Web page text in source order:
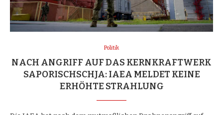
Politik
NACH ANGRIFF AUF DAS KERNKRAFTWERK
SAPORISCHSCHJA: IAEA MELDET KEINE
ERHÖHTE STRAHLUNG